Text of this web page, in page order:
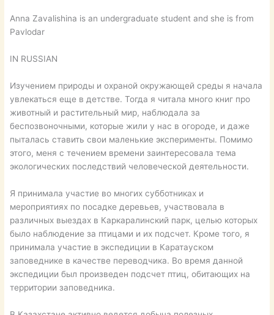
Anna Zavalishina is an undergraduate student and she is from
Pavlodar
IN RUSSIAN
Изучением природы и охраной окружающей среды я начала
увлекаться еще в детстве. Тогда я читала много книг про
животный и растительный мир, наблюдала за
беспозвоночными, которые жили у нас в огороде, и даже
пыталась ставить свои маленькие эксперименты. Помимо
этого, меня с течением времени заинтересовала тема
экологических последствий человеческой деятельности.
Я принимала участие во многих субботниках и
мероприятиях по посадке деревьев, участвовала в
различных выездах в Каркаралинский парк, целью которых
было наблюдение за птицами и их подсчет. Кроме того, я
принимала участие в экспедиции в Каратауском
заповеднике в качестве переводчика. Во время данной
экспедиции был произведен подсчет птиц, обитающих на
территории заповедника.